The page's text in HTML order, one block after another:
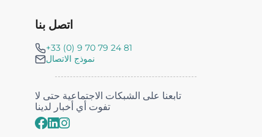
اتصل بنا
+33 (0) 9 70 79 24 81
نموذج الاتصال
تابعنا على الشبكات الاجتماعية حتى لا
تفوت أي أخبار لدينا